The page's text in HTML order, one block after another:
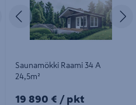
SeuraavaEdellinen
Saunamökki Raami 34 A
24,5m²
19890€/pkt
19 890 € / pkt